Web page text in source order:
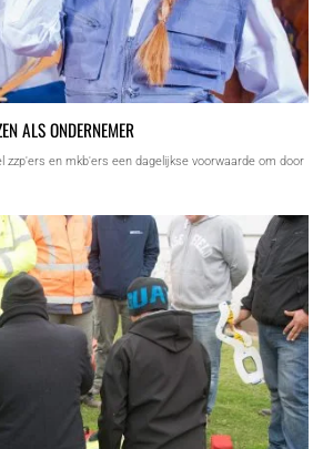
ALS ONDERNEMER
zzp'ers en mkb'ers een dagelijkse voorwaarde om door